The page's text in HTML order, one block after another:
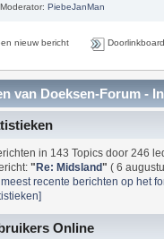
Moderator: PiebeJanMan
nieuw bericht Doorlinkboard
van Doeksen-Forum -
in 143 Topics door 246
"Re: Midsland" ( 6
recente berichten op het
Online